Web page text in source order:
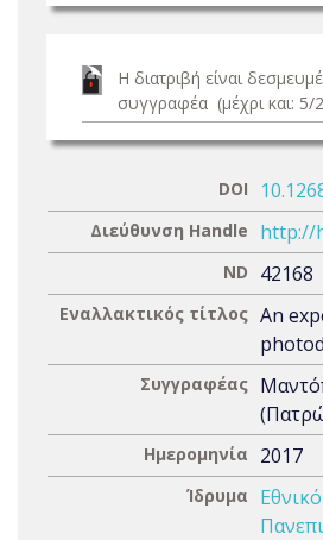
Η διατριβή είναι
συγγραφέα (μέχρι και: 5/
DOI
Διεύθυνση Handle http://
ND 42168
Εναλλακτικός τίτλος An
Συγγραφέας
Ημερομηνία 2017
Ίδρυμα